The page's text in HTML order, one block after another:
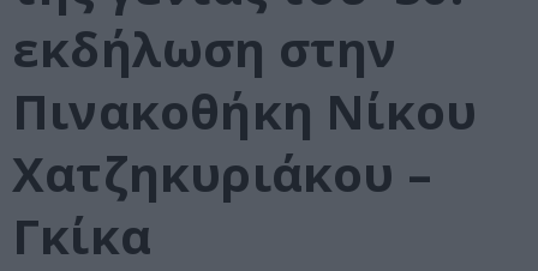
εκδήλωση στην
Πινακοθήκη Νίκου
Χατζηκυριάκου –
Γκίκα